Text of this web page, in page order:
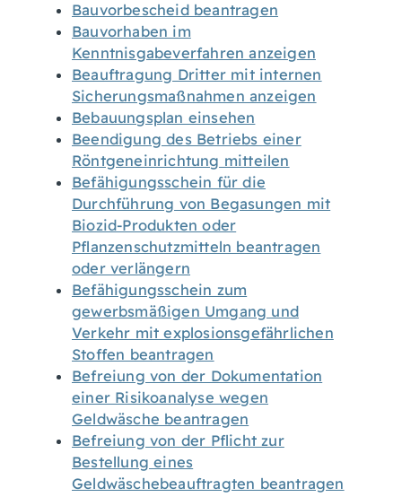
Bauvorbescheid beantragen
Bauvorhaben im
Kenntnisgabeverfahren anzeigen
Beauftragung Dritter mit internen
Sicherungsmaßnahmen anzeigen
Bebauungsplan einsehen
Beendigung des Betriebs einer
Röntgeneinrichtung mitteilen
Befähigungsschein für die
Durchführung von Begasungen mit
Biozid-Produkten oder
Pflanzenschutzmitteln beantragen
oder verlängern
Befähigungsschein zum
gewerbsmäßigen Umgang und
Verkehr mit explosionsgefährlichen
Stoffen beantragen
Befreiung von der Dokumentation
einer Risikoanalyse wegen
Geldwäsche beantragen
Befreiung von der Pflicht zur
Bestellung eines
Geldwäschebeauftragten beantragen